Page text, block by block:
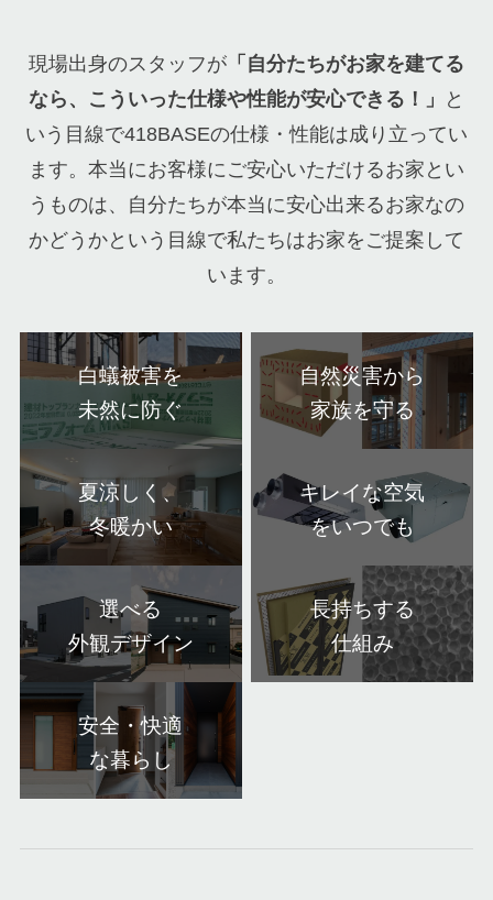
現場出身のスタッフが 「自分たちがお家を建てる
なら、こういった仕様や性能が安心できる！」
と
いう目線で418BASEの仕様・性能は成り立ってい
ます。本当にお客様にご安心いただけるお家とい
うものは、自分たちが本当に安心出来るお家なの
かどうかという目線で私たちはお家をご提案して
います。
白蟻被害を
未然に防ぐ
自然災害から
家族を守る
夏涼しく、
冬暖かい
キレイな空気
をいつでも
選べる
外観デザイン
長持ちする
仕組み
安全・快適
な暮らし